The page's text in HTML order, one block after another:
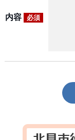
内容 必須